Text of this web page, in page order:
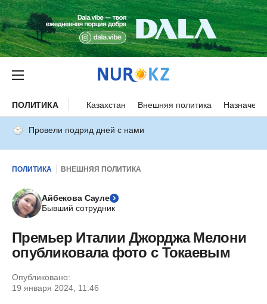
ПОЛИТИКА Казахстан Внешняя политика
Провели подряд дней с нами
ПОЛИТИКА ВНЕШНЯЯ ПОЛИТИКА
Айбекова Сауле
Бывший сотрудник
Премьер Италии Джорджа Мелони
опубликовала фото с Токаевым
Опубликовано:
19 января 2024, 11:46